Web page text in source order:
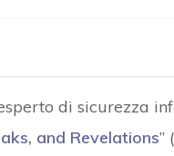
di sicurezza
and Revelations”